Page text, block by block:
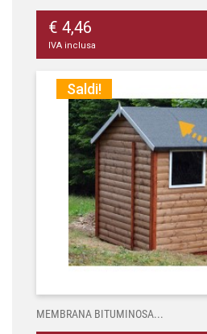
€ 4,46
IVA inclusa
Saldi!
MEMBRANA BITUMINOSA...